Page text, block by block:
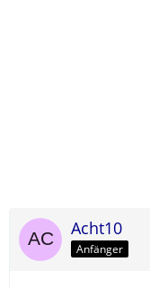
Acht10
Anfänger